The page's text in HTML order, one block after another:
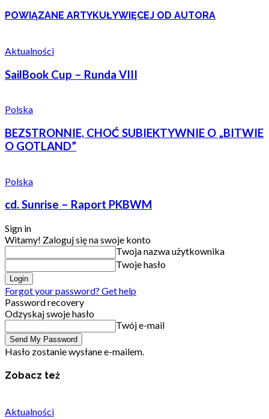
POWIĄZANE ARTYKUŁYWIĘCEJ OD AUTORA
Aktualności
SailBook Cup – Runda VIII
Polska
BEZSTRONNIE, CHOĆ SUBIEKTYWNIE O „BITWIE
O GOTLAND”
Polska
cd. Sunrise – Raport PKBWM
Sign in
Witamy! Zaloguj się na swoje konto
Twoja nazwa użytkownika
Twoje hasło
Forgot your password? Get help
Password recovery
Odzyskaj swoje hasło
Twój e-mail
Hasło zostanie wysłane e-mailem.
Zobacz też
Aktualności